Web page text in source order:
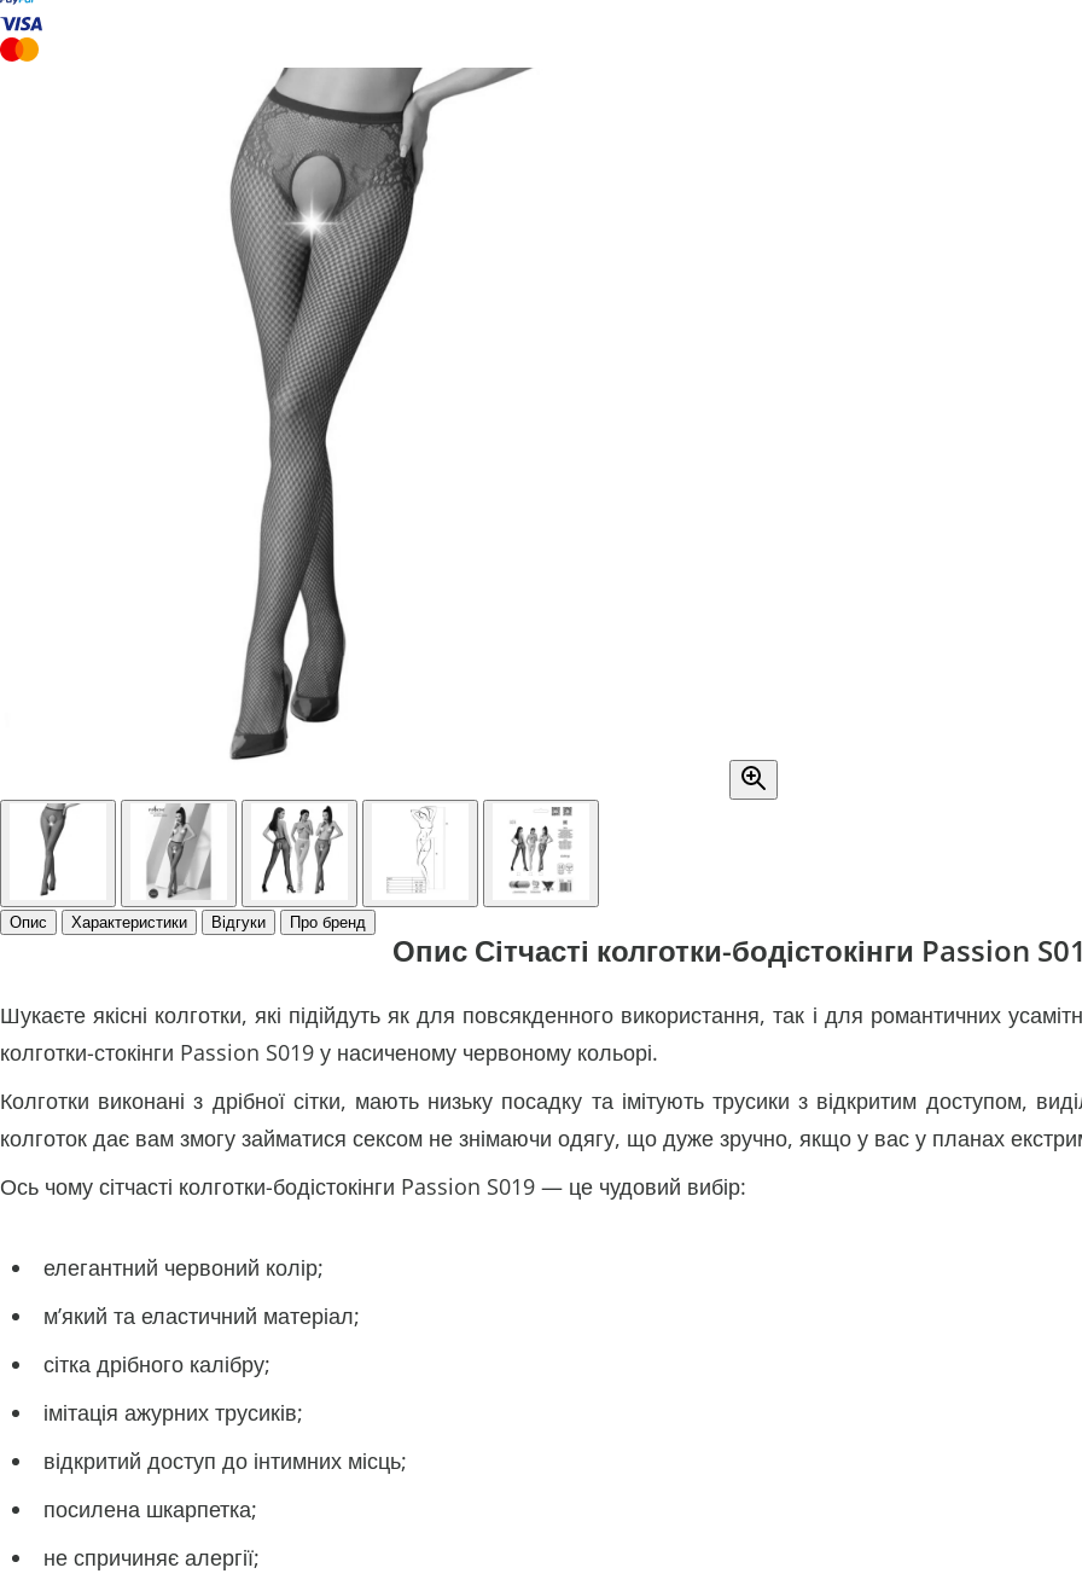
Опис Характеристики Відгуки Про бренд
Опис Сітчасті колготки-бодістокінги Passion
Шукаєте якісні колготки, які підійдуть як для повсякденного використання, так і для романтичних
колготки-стокінги Passion S019 у насиченому червоному кольорі.
Колготки виконані з дрібної сітки, мають низьку посадку та імітують трусики з відкритим доступом,
колготок дає вам змогу займатися сексом не знімаючи одягу, що дуже зручно, якщо у вас у планах
Ось чому сітчасті колготки-бодістокінги Passion S019 — це чудовий вибір:
елегантний червоний колір;
м’який та еластичний матеріал;
сітка дрібного калібру;
імітація ажурних трусиків;
відкритий доступ до інтимних місць;
посилена шкарпетка;
не спричиняє алергії;